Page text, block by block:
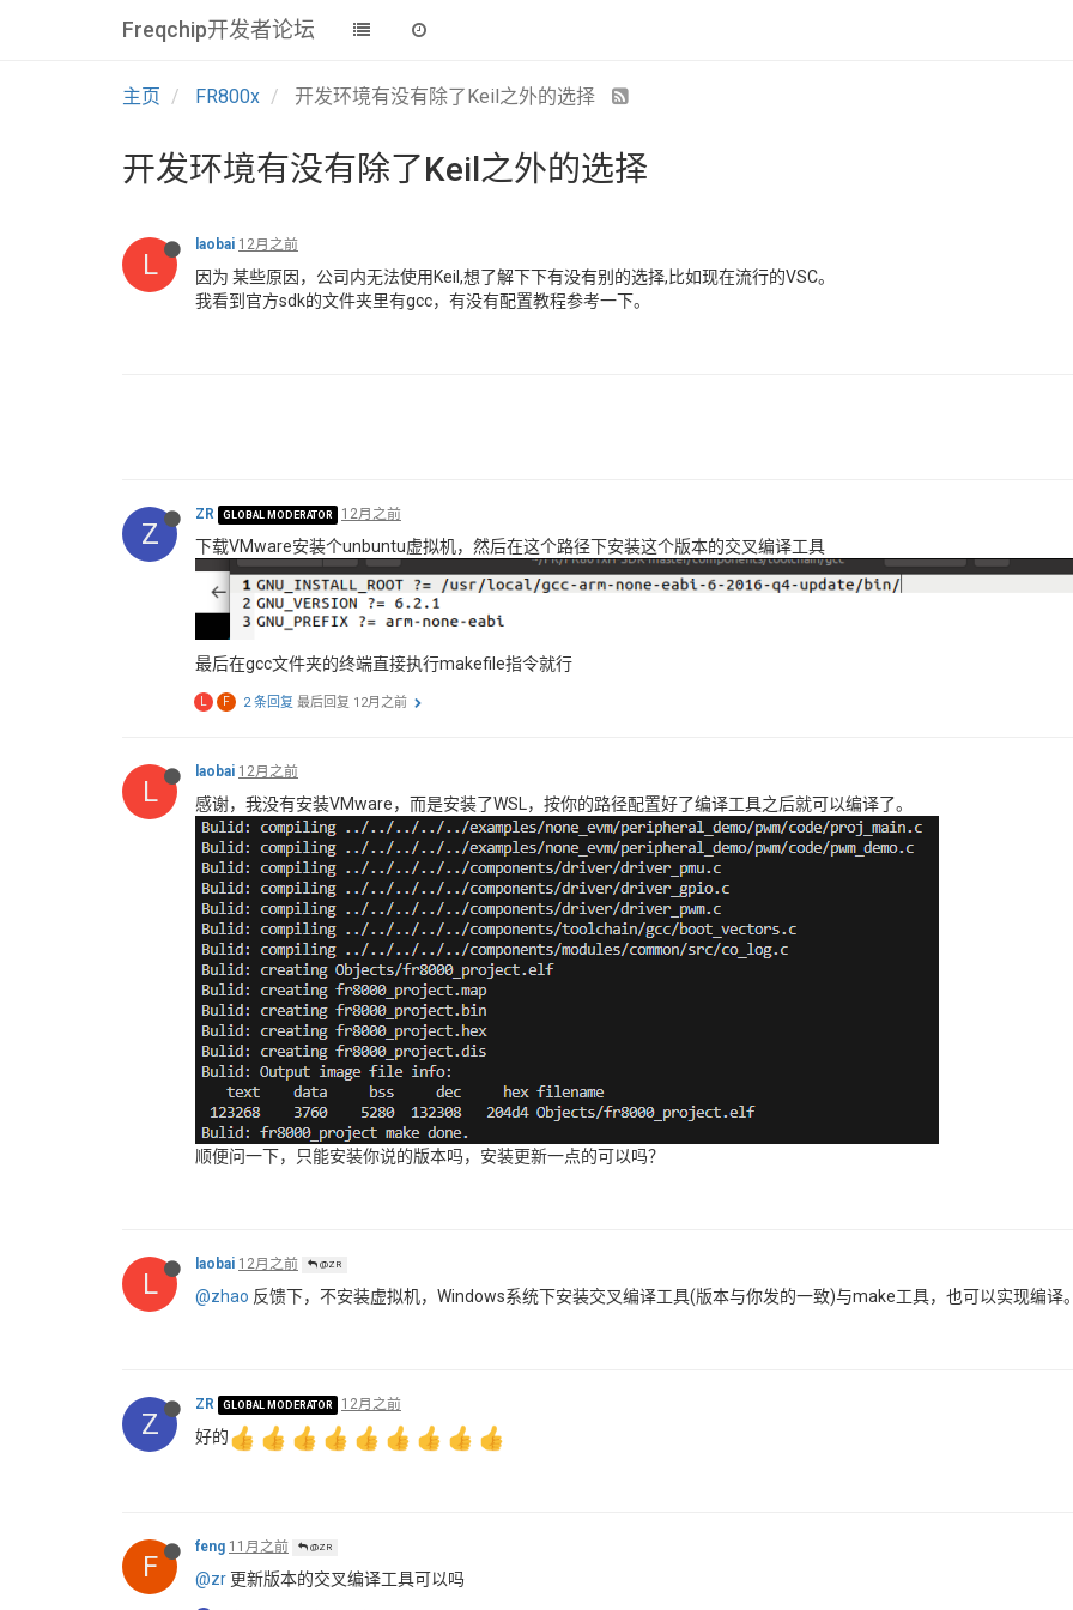
Freqchip开发者论坛
主页 FR800x 开发环境有没有除了Keil之外的选择
开发环境有没有除了Keil之外的选择
L
laobai 12月之前
因为 某些原因，公司内无法使用Keil,想了解下下有没有别的选择,比如现在流行的VSC。
我看到官方sdk的文件夹里有gcc，有没有配置教程参考一下。
Z
ZR GLOBAL MODERATOR 12月之前
下载VMware安装个unbuntu虚拟机，然后在这个路径下安装这个版本的交叉编译工具
最后在gcc文件夹的终端直接执行makefile指令就行
F 2 条回复 最后回复 12月之前
L
laobai 12月之前
感谢，我没有安装VMware，而是安装了WSL，按你的路径配置好了编译工具之后就可以编译了。
顺便问一下，只能安装你说的版本吗，安装更新一点的可以吗？
L
laobai 12月之前 @ZR
@zhao 反馈下，不安装虚拟机，Windows系统下安装交叉编译工具(版本与你发的一致)与make工具，也可以实现编译
Z
ZR GLOBAL MODERATOR 12月之前
好的
F
feng 11月之前 @ZR
@zr 更新版本的交叉编译工具可以吗